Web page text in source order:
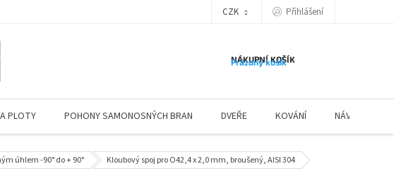
CZK Přihlášení
NÁKUPNÍ KOŠÍK
Prázdný košík
PLOTY POHONY SAMONOSNÝCH BRAN DVEŘE KOVÁNÍ NÁVODY
úhlem -90° do + 90° Kloubový spoj pro O42,4 x 2,0 mm, broušený, AISI 304